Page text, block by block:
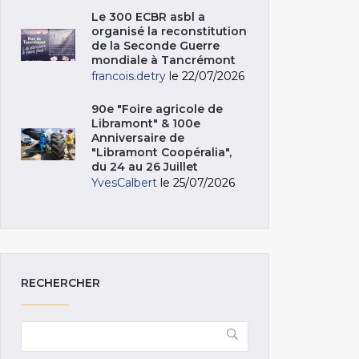
Le 300 ECBR asbl a
organisé la reconstitution
de la Seconde Guerre
mondiale à Tancrémont
francois.detry le 22/07/2026
90e "Foire agricole de
Libramont" & 100e
Anniversaire de
"Libramont Coopéralia",
du 24 au 26 Juillet
YvesCalbert le 25/07/2026
RECHERCHER